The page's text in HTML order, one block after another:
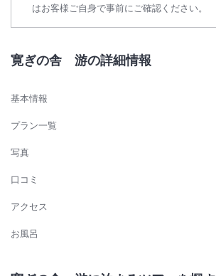
はお客様ご自身で事前にご確認ください。
寛ぎの舎 游の詳細情報
基本情報
プラン一覧
写真
口コミ
アクセス
お風呂